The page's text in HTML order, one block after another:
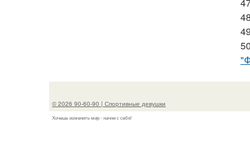
© 2026 90-60-90 | Спортивные девушки
Хочешь изменить мир - начни с себя!